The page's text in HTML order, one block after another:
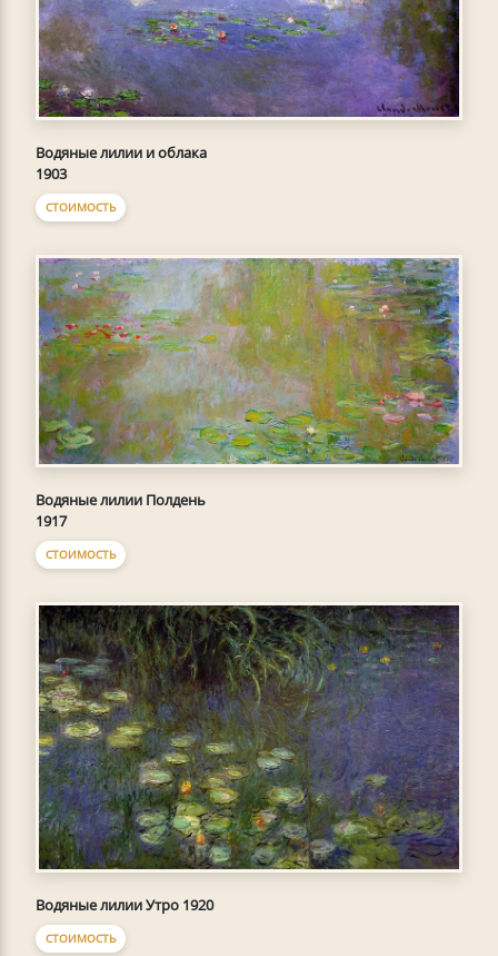
Водяные лилии и облака
1903
СТОИМОСТЬ
Водяные лилии Полдень
1917
СТОИМОСТЬ
Водяные лилии Утро 1920
СТОИМОСТЬ